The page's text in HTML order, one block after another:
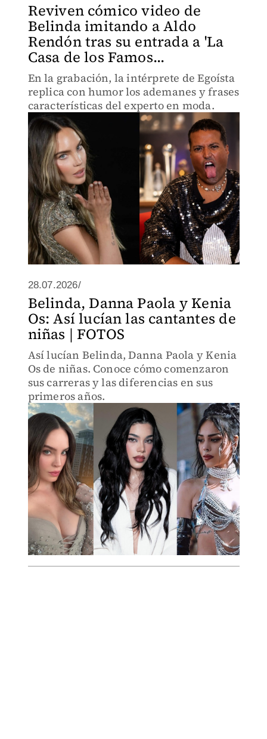
Reviven cómico video de
Belinda imitando a Aldo
Rendón tras su entrada a 'La
Casa de los Famos...
En la grabación, la intérprete de Egoísta
replica con humor los ademanes y frases
características del experto en moda.
28.07.2026/
Belinda, Danna Paola y Kenia
Os: Así lucían las cantantes de
niñas | FOTOS
Así lucían Belinda, Danna Paola y Kenia
Os de niñas. Conoce cómo comenzaron
sus carreras y las diferencias en sus
primeros años.